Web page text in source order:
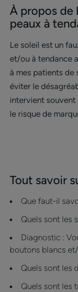
Non comédogène
*Limite la réapparition
À propos de
peaux à
Le soleil est un
et/ou à tendance
à mes patients de
éviter le
intervient
le risque de
Tout savoir
Que faut-il
Quels sont les
Diagnostic :
boutons blancs
Quels sont les
Quels sont les